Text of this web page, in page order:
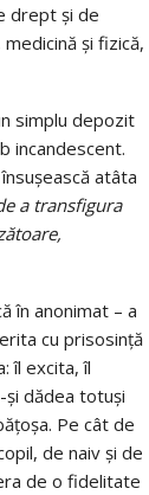
drept și de
și fizică,
simplu depozit
incandescent.
atâta
a transfigura
în anonimat – a
cu prisosință
îl excita, îl
și dădea totuși
Pe cât de
de naiv și de
de o fidelitate